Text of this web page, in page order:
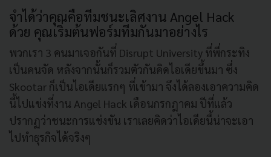
จำได้ว่าคุณคือทีมชนะเลิศงาน Angel Hack
ด้วย คุณเริ่มต้นฟอร์มทีมกันมาอย่างไร
พวกเรา 3 คนมาเจอกันที่ Disrupt University ที่พี่กระทิง
เป็นคนจัด หลังจากนั้นก็รวมตัวกันคิดไอเดียขึ้นมา ซึ่ง
Skootar ก็เป็นไอเดียแรกๆ ที่เข้ามา จึงได้ลองเอาความคิด
นี้ไปแข่งที่งาน Angel Hack เดือนกรกฎาคม ปีที่แล้ว
ปรากฏว่าชนะการแข่งขัน เราเลยคิดว่าไอเดียนี้น่าจะเอา
ไปทำธุรกิจได้จริงๆ